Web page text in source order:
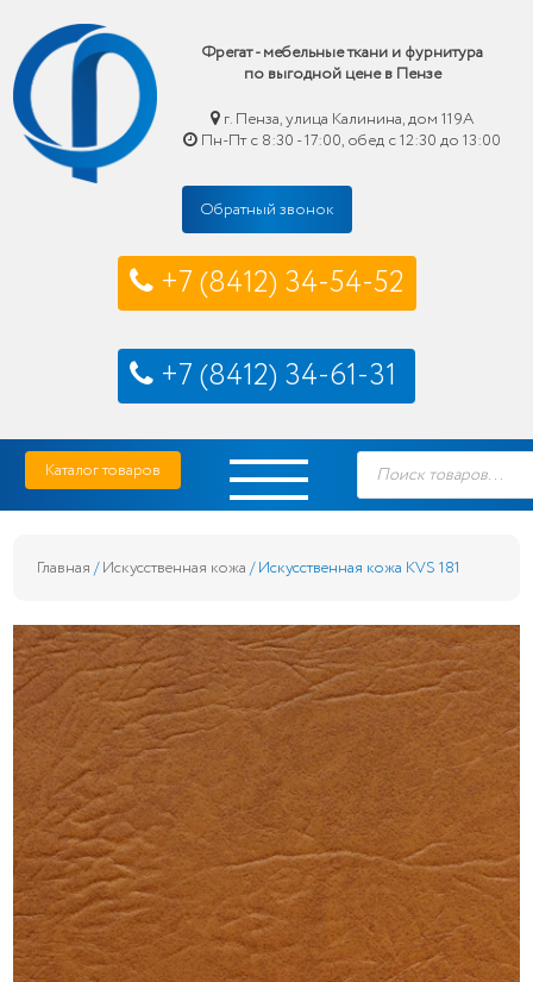
Фрегат - мебельные ткани и фурнитура
по выгодной цене в Пензе
г. Пенза, улица Калинина, дом 119А
Пн-Пт с 8:30 - 17:00, обед с 12:30 до 13:00
Обратный звонок
+7 (8412) 34-54-52
+7 (8412) 34-61-31
Skip
content
Фрегат — мебельные ткани и фурнитура купить по выгодной цене в Пензе
Каталог товаров
Поиск
товаров
Главная /Искусственная кожа / Искусственная кожа KVS 181